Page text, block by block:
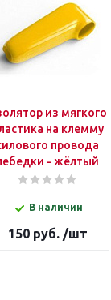
из мягкого
на клемму
провода
- жёлтый
В наличии
150 руб. /шт